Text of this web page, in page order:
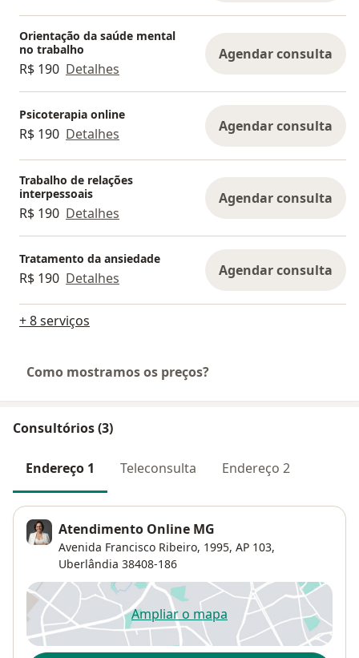
Orientação da saúde mental
no trabalho
R$ 190 Detalhes
Agendar consulta
Psicoterapia online
R$ 190 Detalhes Agendar consulta
Trabalho de relações
interpessoais
R$ 190 Detalhes
Agendar consulta
Tratamento da ansiedade
R$ 190 Detalhes Agendar consulta
+ 8 serviços
Como mostramos os preços?
Consultórios (3)
Endereço 1 Teleconsulta Endereço 2
Atendimento Online MG
Avenida Francisco Ribeiro, 1995, AP 103,
Uberlândia 38408-186
Ampliar o mapaabre num novo separador